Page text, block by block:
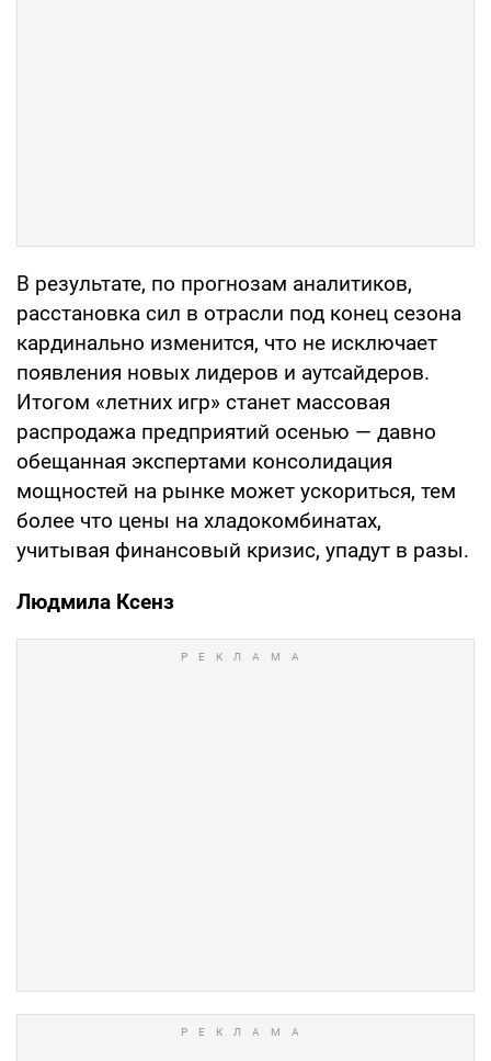
В результате, по прогнозам аналитиков,
расстановка сил в отрасли под конец сезона
кардинально изменится, что не исключает
появления новых лидеров и аутсайдеров.
Итогом «летних игр» станет массовая
распродажа предприятий осенью — давно
обещанная экспертами консолидация
мощностей на рынке может ускориться, тем
более что цены на хладокомбинатах,
учитывая финансовый кризис, упадут в разы.
Людмила Ксенз